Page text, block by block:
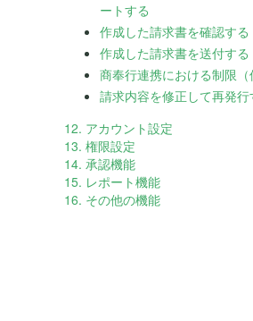
ートする
作成した請求書を確認する
作成した請求書を送付する
商奉行連携における制限（
請求内容を修正して再発行
12. アカウント設定
13. 権限設定
14. 承認機能
15. レポート機能
16. その他の機能